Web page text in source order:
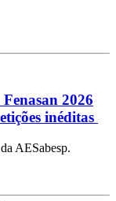
2026
inéditas
AESabesp.